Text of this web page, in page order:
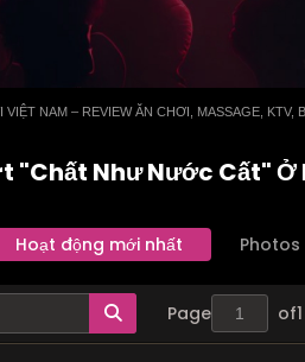
VIỆT NAM – REVIEW ĂN CHƠI, MASSAGE, KTV,
"Chất Như Nước Cất" Ở
Hoạt động mới nhất Photos
Page of1